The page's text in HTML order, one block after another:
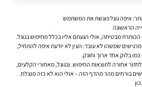
איפה גוגל פוגשת את המשתמש
הראשונה
מבטיחה, אולי הגעתם אליו בכלל מחיפוש בגוגל.
שמשהו לא עובד: העין לא יודעת איפה להתחיל,
בלוק אחד ארוך וחונק.
אחורה לתוצאות החיפוש. ובגוגל, מאחורי הקלעים,
בורחים מהר מהדף הזה – אולי הוא לא כזה מוצלח.